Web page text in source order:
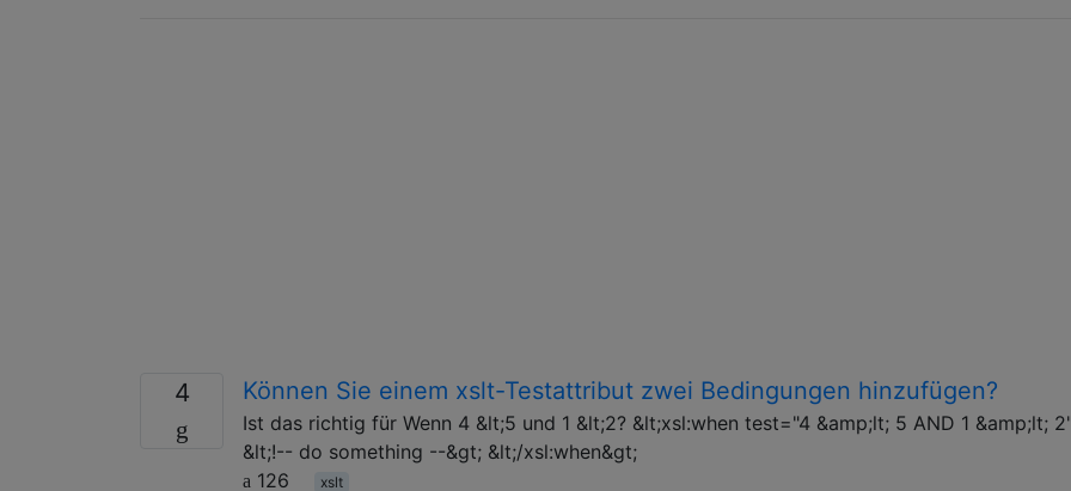
4 Können Sie einem xslt-Testattribut zwei Bedingungen hinzufügen?
Ist das richtig für Wenn 4 &lt;5 und 1 &lt;2? &lt;xsl:when test="4 &amp;lt; 5 AND 1 &amp;lt;
&lt;!-- do something --&gt; &lt;/xsl:when&gt;
126
xslt